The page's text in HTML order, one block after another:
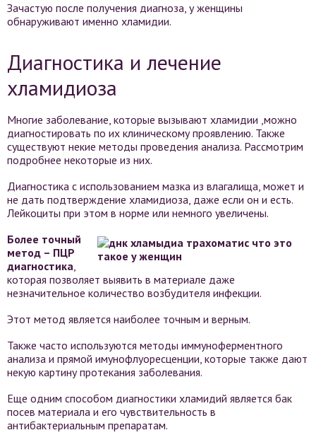
Зачастую после получения диагноза, у женщины
обнаруживают именно хламидии.
Диагностика и лечение
хламидиоза
Многие заболевание, которые вызывают хламидии ,можно
диагностировать по их клиническому проявлению. Также
существуют некие методы проведения анализа. Рассмотрим
подробнее некоторые из них.
Диагностика с использованием мазка из влагалища, может и
не дать подтверждение хламидиоза, даже если он и есть.
Лейкоциты при этом в норме или немного увеличены.
Более точный
метод – ПЦР
диагностика,
которая позволяет выявить в материале даже
незначительное количество возбудителя инфекции.
Этот метод является наиболее точным и верным.
Также часто используются методы иммуноферментного
анализа и прямой имунофлуоресценции, которые также дают
некую картину протекания заболевания.
Еще одним способом диагностики хламидий является бак
посев материала и его чувствительность в
антибактериальным препаратам.